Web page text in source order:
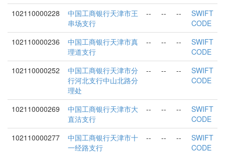
102110000228
中国工商银行天津市王
串场支行
-- -- --
SWIFT
CODE
102110000236
中国工商银行天津市真
理道支行
-- -- --
SWIFT
CODE
102110000252
中国工商银行天津市分
行河北支行中山北路分
理处
-- -- --
SWIFT
CODE
102110000269
中国工商银行天津市大
直沽支行
-- -- --
SWIFT
CODE
102110000277
中国工商银行天津市十
一经路支行
-- -- --
SWIFT
CODE